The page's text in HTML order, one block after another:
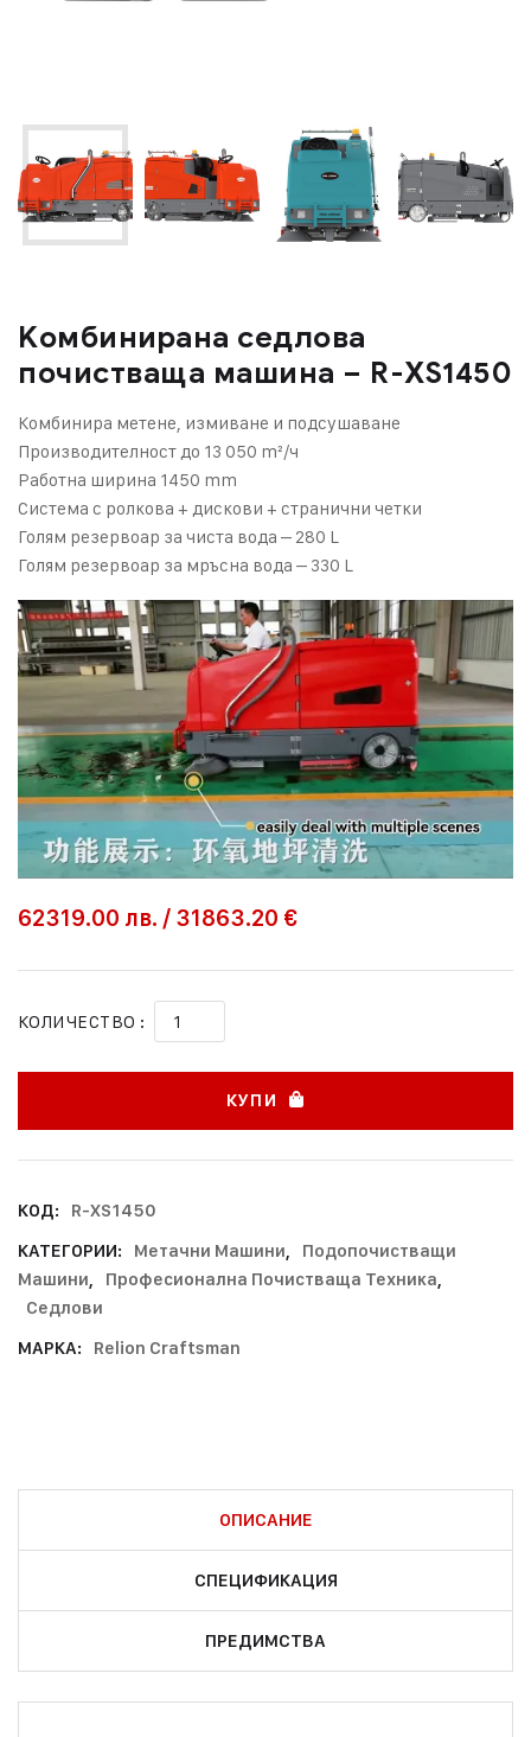
Kомбинирана седлова
почистваща машина – R-XS1450
Комбинира метене, измиване и подсушаване
Производителност до 13 050 m²/ч
Работна ширина 1450 mm
Система с ролкова + дискови + странични четки
Голям резервоар за чиста вода – 280 L
Голям резервоар за мръсна вода – 330 L
62319.00 лв. / 31863.20 €
КОЛИЧЕСТВО :
КУПИ
КОД:
R-XS1450
КАТЕГОРИИ:
Метачни Машини,
Подопочистващи
Машини, Професионална Почистваща Техника,
Седлови
МАРКА:
Relion Craftsman
ОПИСАНИЕ
СПЕЦИФИКАЦИЯ
ПРЕДИМСТВА